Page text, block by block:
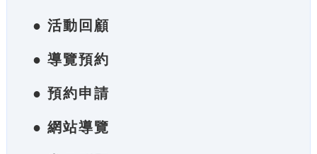
● 活動回顧
● 導覽預約
● 預約申請
● 網站導覽